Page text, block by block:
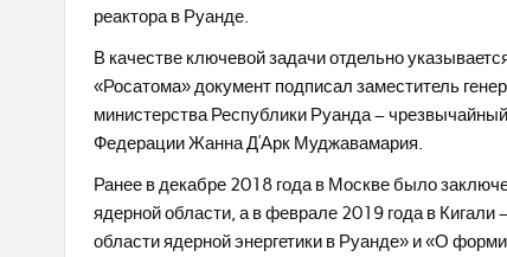
реактора в Руанде.
В качестве ключевой задачи отдельно
«Росатома» документ подписал заместитель
министерства Республики Руанда –
Федерации Жанна Д’Арк Муджавамария.
Ранее в декабре 2018 года в Москве было
ядерной области, а в феврале 2019 года в
области ядерной энергетики в Руанде» и «О